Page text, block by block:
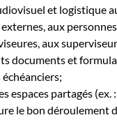
et logistique
aux personnes
aux
documents et
espaces partagés (ex.
le bon déroulement